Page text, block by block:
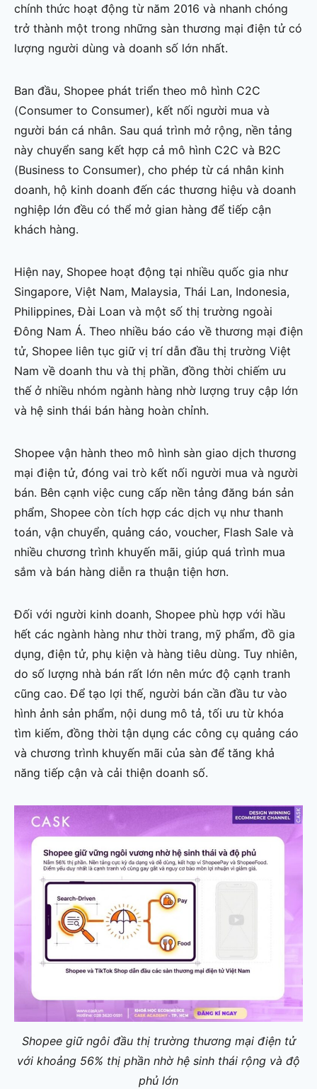
chính thức hoạt động từ năm 2016 và nhanh chóng
trở thành một trong những sàn thương mại điện tử có
lượng người dùng và doanh số lớn nhất.
Ban đầu, Shopee phát triển theo mô hình C2C
(Consumer to Consumer), kết nối người mua và
người bán cá nhân. Sau quá trình mở rộng, nền tảng
này chuyển sang kết hợp cả mô hình C2C và B2C
(Business to Consumer), cho phép từ cá nhân kinh
doanh, hộ kinh doanh đến các thương hiệu và doanh
nghiệp lớn đều có thể mở gian hàng để tiếp cận
khách hàng.
Hiện nay, Shopee hoạt động tại nhiều quốc gia như
Singapore, Việt Nam, Malaysia, Thái Lan, Indonesia,
Philippines, Đài Loan và một số thị trường ngoài
Đông Nam Á. Theo nhiều báo cáo về thương mại điện
tử, Shopee liên tục giữ vị trí dẫn đầu thị trường Việt
Nam về doanh thu và thị phần, đồng thời chiếm ưu
thế ở nhiều nhóm ngành hàng nhờ lượng truy cập lớn
và hệ sinh thái bán hàng hoàn chỉnh.
Shopee vận hành theo mô hình sàn giao dịch thương
mại điện tử, đóng vai trò kết nối người mua và người
bán. Bên cạnh việc cung cấp nền tảng đăng bán sản
phẩm, Shopee còn tích hợp các dịch vụ như thanh
toán, vận chuyển, quảng cáo, voucher, Flash Sale và
nhiều chương trình khuyến mãi, giúp quá trình mua
sắm và bán hàng diễn ra thuận tiện hơn.
Đối với người kinh doanh, Shopee phù hợp với hầu
hết các ngành hàng như thời trang, mỹ phẩm, đồ gia
dụng, điện tử, phụ kiện và hàng tiêu dùng. Tuy nhiên,
do số lượng nhà bán rất lớn nên mức độ cạnh tranh
cũng cao. Để tạo lợi thế, người bán cần đầu tư vào
hình ảnh sản phẩm, nội dung mô tả, tối ưu từ khóa
tìm kiếm, đồng thời tận dụng các công cụ quảng cáo
và chương trình khuyến mãi của sàn để tăng khả
năng tiếp cận và cải thiện doanh số.
Shopee giữ ngôi đầu thị trường thương mại điện tử
với khoảng 56% thị phần nhờ hệ sinh thái rộng và độ
phủ lớn